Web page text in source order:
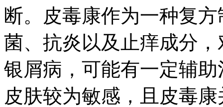
断。皮毒康作为一种复
菌、抗炎以及止痒成分
银屑病，可能有一定辅
皮肤较为敏感，且皮毒